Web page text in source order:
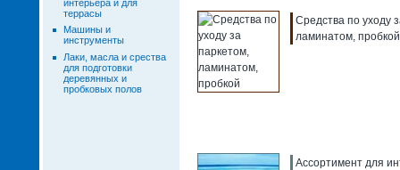
интерьера и для
террасы
Машины и
инструменты
Лаки, масла и срества
для подготовки
деревянных и
пробковых полов
Средства по уходу
ламинатом, пробкой
Ассортимент для